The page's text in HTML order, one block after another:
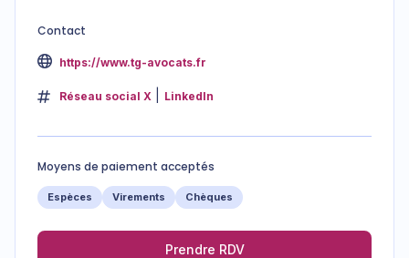
Contact
https://www.tg-avocats.fr
Réseau social X LinkedIn
Moyens de paiement acceptés
Espèces Virements Chèques
Prendre RDV